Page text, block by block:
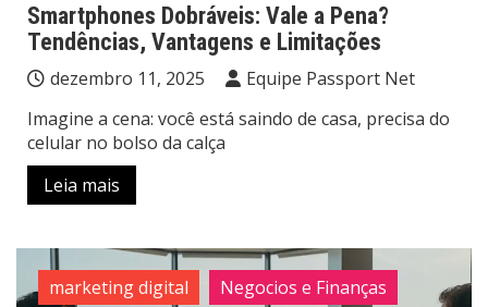
Smartphones Dobráveis: Vale a Pena?
Tendências, Vantagens e Limitações
dezembro 11, 2025
Equipe Passport Net
Imagine a cena: você está saindo de casa, precisa do
celular no bolso da calça
Leia mais
marketing digital
Negocios e Finanças